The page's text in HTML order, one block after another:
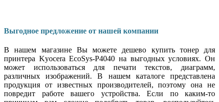
Выгодное предложение от нашей компании
В нашем магазине Вы можете дешево купить тонер для
принтера Kyocera EcoSys-P4040 на выгодных условиях. Он
может использоваться для печати текстов, диаграмм,
различных изображений. В нашем каталоге представлена
продукция от известных производителей, поэтому она не
повредит работе вашего устройства. Если по каким-то